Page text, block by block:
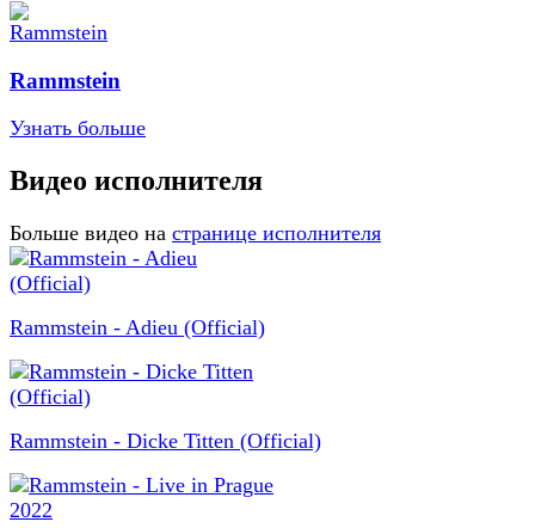
Rammstein
Узнать больше
Видео исполнителя
Больше видео на странице исполнителя
Rammstein - Adieu (Official)
Rammstein - Dicke Titten (Official)